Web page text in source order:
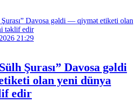
21:29
Şurası” Davosa gəldi
olan yeni dünya
edir